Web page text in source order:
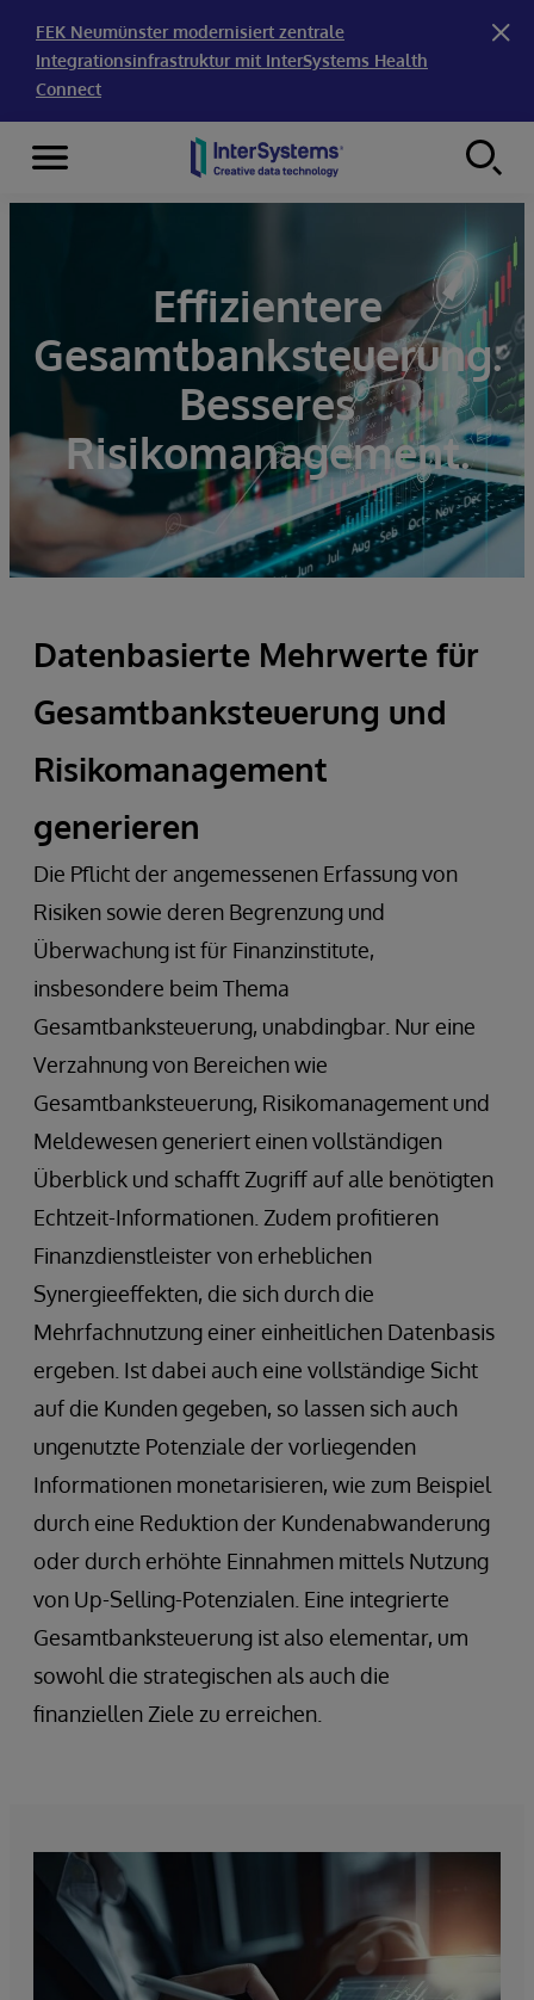
FEK Neumünster modernisiert zentrale
Integrationsinfrastruktur mit InterSystems Health
Connect
Skip to content
Menu
Effizientere
Gesamtbanksteuerung.
Besseres
Risikomanagement.
Datenbasierte Mehrwerte für
Gesamtbanksteuerung und
Risikomanagement
generieren
Die Pflicht der angemessenen Erfassung von
Risiken sowie deren Begrenzung und
Überwachung ist für Finanzinstitute,
insbesondere beim Thema
Gesamtbanksteuerung, unabdingbar. Nur eine
Verzahnung von Bereichen wie
Gesamtbanksteuerung, Risikomanagement und
Meldewesen generiert einen vollständigen
Überblick und schafft Zugriff auf alle benötigten
Echtzeit-Informationen. Zudem profitieren
Finanzdienstleister von erheblichen
Synergieeffekten, die sich durch die
Mehrfachnutzung einer einheitlichen Datenbasis
ergeben. Ist dabei auch eine vollständige Sicht
auf die Kunden gegeben, so lassen sich auch
ungenutzte Potenziale der vorliegenden
Informationen monetarisieren, wie zum Beispiel
durch eine Reduktion der Kundenabwanderung
oder durch erhöhte Einnahmen mittels Nutzung
von Up-Selling-Potenzialen. Eine integrierte
Gesamtbanksteuerung ist also elementar, um
sowohl die strategischen als auch die
finanziellen Ziele zu erreichen.